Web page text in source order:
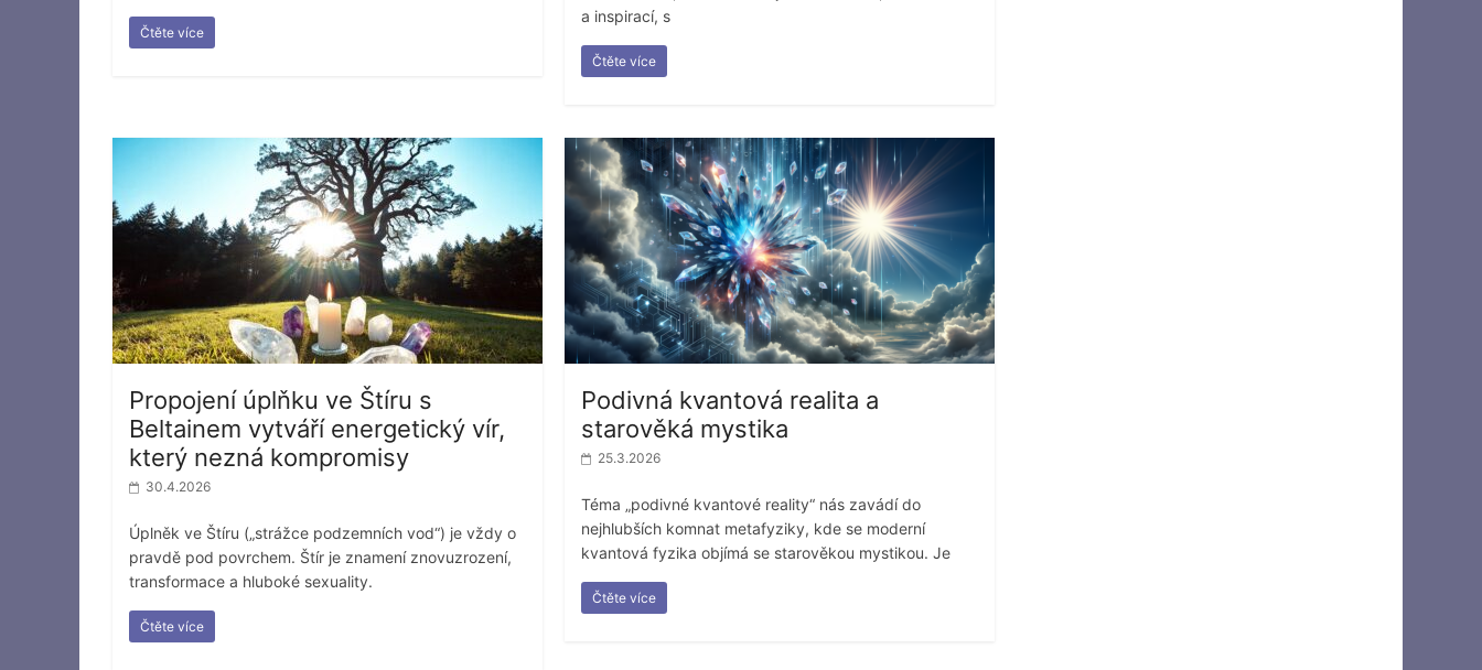
Čtěte více
a inspirací, s
Čtěte více
Propojení úplňku ve Štíru s
Beltainem vytváří energetický vír,
který nezná kompromisy
30.4.2026
Úplněk ve Štíru („strážce podzemních vod“) je vždy o
pravdě pod povrchem. Štír je znamení znovuzrození,
transformace a hluboké sexuality.
Čtěte více
Podivná kvantová realita a
starověká mystika
25.3.2026
Téma „podivné kvantové reality“ nás zavádí do
nejhlubších komnat metafyziky, kde se moderní
kvantová fyzika objímá se starověkou mystikou. Je
Čtěte více